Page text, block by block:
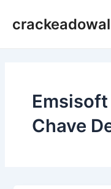
para
Chave